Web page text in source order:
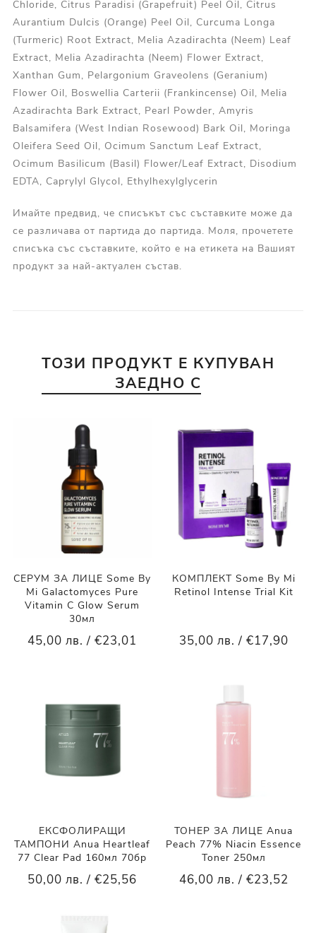
Chloride, Citrus Paradisi (Grapefruit) Peel Oil, Citrus
Aurantium Dulcis (Orange) Peel Oil, Curcuma Longa
(Turmeric) Root Extract, Melia Azadirachta (Neem) Leaf
Extract, Melia Azadirachta (Neem) Flower Extract,
Xanthan Gum, Pelargonium Graveolens (Geranium)
Flower Oil, Boswellia Carterii (Frankincense) Oil, Melia
Azadirachta Bark Extract, Pearl Powder, Amyris
Balsamifera (West Indian Rosewood) Bark Oil, Moringa
Oleifera Seed Oil, Ocimum Sanctum Leaf Extract,
Ocimum Basilicum (Basil) Flower/Leaf Extract, Disodium
EDTA, Caprylyl Glycol, Ethylhexylglycerin
Имайте предвид, че списъкът със съставките може да
се различава от партида до партида. Моля, прочетете
списъка със съставките, който е на етикета на Вашият
продукт за най-актуален състав.
ТОЗИ ПРОДУКТ Е КУПУВАН
ЗАЕДНО С
СЕРУМ ЗА ЛИЦЕ Some By
Mi Galactomyces Pure
Vitamin C Glow Serum
30мл
45,00 лв. / €23,01
КОМПЛЕКТ Some By Mi
Retinol Intense Trial Kit
35,00 лв. / €17,90
ЕКСФОЛИРАЩИ
ТАМПОНИ Anua Heartleaf
77 Clear Pad 160мл 70бр
50,00 лв. / €25,56
ТОНЕР ЗА ЛИЦЕ Anua
Peach 77% Niacin Essence
Toner 250мл
46,00 лв. / €23,52